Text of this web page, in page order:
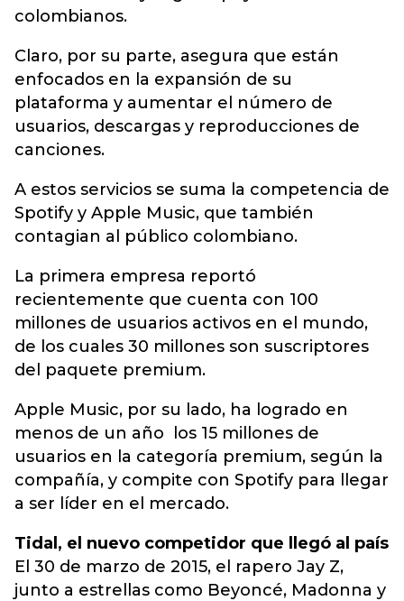
colombianos.
Claro, por su parte, asegura que están
enfocados en la expansión de su
plataforma y aumentar el número de
usuarios, descargas y reproducciones de
canciones.
A estos servicios se suma la competencia de
Spotify y Apple Music, que también
contagian al público colombiano.
La primera empresa reportó
recientemente que cuenta con 100
millones de usuarios activos en el mundo,
de los cuales 30 millones son suscriptores
del paquete premium.
Apple Music, por su lado, ha logrado en
menos de un año los 15 millones de
usuarios en la categoría premium, según la
compañía, y compite con Spotify para llegar
a ser líder en el mercado.
Tidal, el nuevo competidor que llegó al país
El 30 de marzo de 2015, el rapero Jay Z,
junto a estrellas como Beyoncé, Madonna y